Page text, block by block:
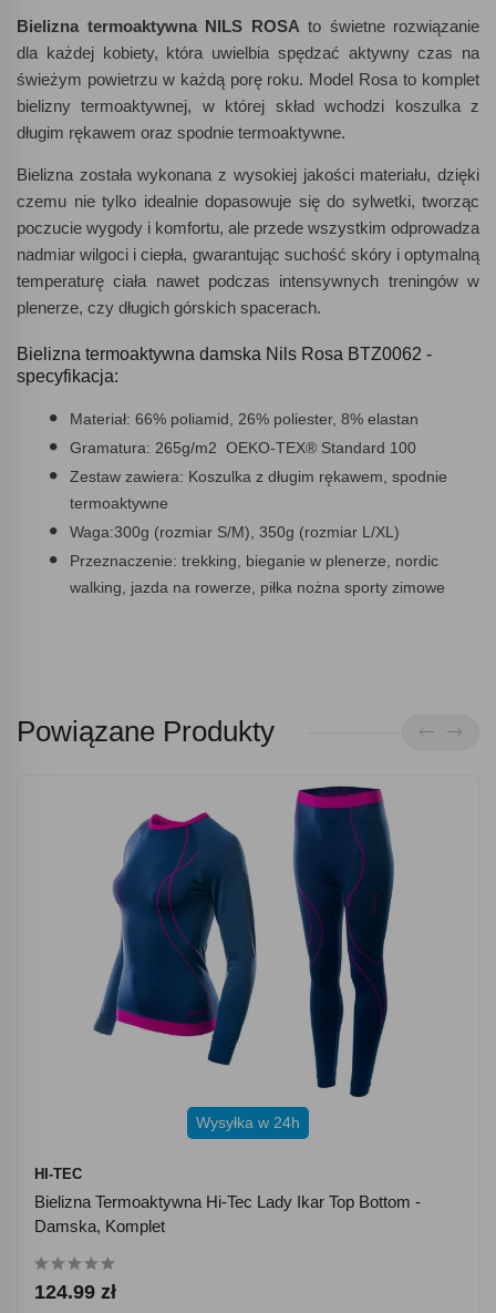
Bielizna termoaktywna NILS ROSAto świetne rozwiązanie
dla każdej kobiety, która uwielbia spędzać aktywny czas na
świeżym powietrzu w każdą porę roku. Model Rosa to komplet
bielizny termoaktywnej, w której skład wchodzi koszulka z
długim rękawem oraz spodnie termoaktywne.
Bielizna została wykonana z wysokiej jakości materiału, dzięki
czemu nie tylko idealnie dopasowuje się do sylwetki, tworząc
poczucie wygody i komfortu, ale przede wszystkim odprowadza
nadmiar wilgoci i ciepła, gwarantując suchość skóry i optymalną
temperaturę ciała nawet podczas intensywnych treningów w
plenerze, czy długich górskich spacerach.
Bielizna termoaktywna damska Nils Rosa BTZ0062 -
specyfikacja:
Materiał: 66% poliamid, 26% poliester, 8% elastan
Gramatura: 265g/m2 OEKO-TEX® Standard 100
Zestaw zawiera: Koszulka z długim rękawem, spodnie
termoaktywne
Waga:300g (rozmiar S/M), 350g (rozmiar L/XL)
Przeznaczenie: trekking, bieganie w plenerze, nordic
walking, jazda na rowerze, piłka nożna sporty zimowe
Powiązane Produkty
Wysyłka w 24h
HI-TEC
Bielizna Termoaktywna Hi-Tec Lady Ikar Top Bottom -
Damska, Komplet
124.99 zł